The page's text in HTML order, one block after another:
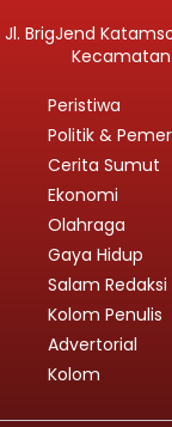
Jl. BrigJend
Kecamatan
Peristiwa
Politik &
Cerita Sumut
Ekonomi
Olahraga
Gaya Hidup
Salam Redaksi
Kolom Penulis
Advertorial
Kolom